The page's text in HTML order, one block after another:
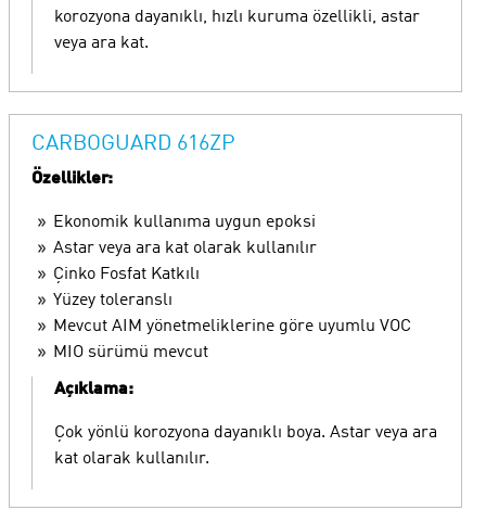
korozyona dayanıklı, hızlı kuruma özellikli, astar
veya ara kat.
CARBOGUARD 616ZP
Özellikler:
Ekonomik kullanıma uygun epoksi
Astar veya ara kat olarak kullanılır
Çinko Fosfat Katkılı
Yüzey toleranslı
Mevcut AIM yönetmeliklerine göre uyumlu VOC
MIO sürümü mevcut
Açıklama:
Çok yönlü korozyona dayanıklı boya. Astar veya ara
kat olarak kullanılır.